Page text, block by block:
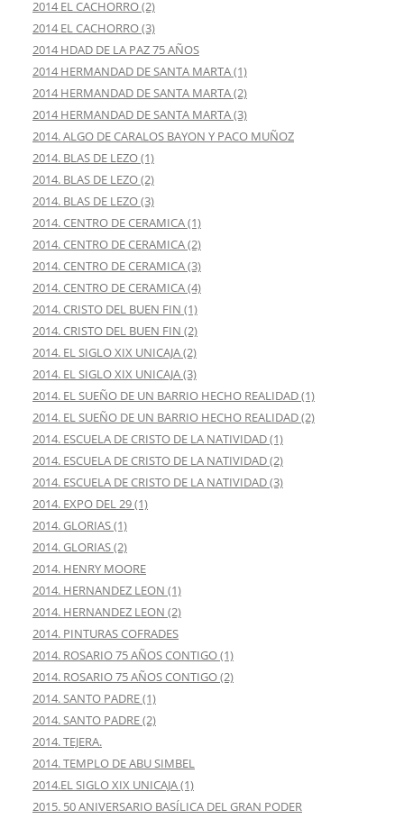
2014 EL CACHORRO (2)
2014 EL CACHORRO (3)
2014 HDAD DE LA PAZ 75 AÑOS
2014 HERMANDAD DE SANTA MARTA (1)
2014 HERMANDAD DE SANTA MARTA (2)
2014 HERMANDAD DE SANTA MARTA (3)
2014. ALGO DE CARALOS BAYON Y PACO MUÑOZ
2014. BLAS DE LEZO (1)
2014. BLAS DE LEZO (2)
2014. BLAS DE LEZO (3)
2014. CENTRO DE CERAMICA (1)
2014. CENTRO DE CERAMICA (2)
2014. CENTRO DE CERAMICA (3)
2014. CENTRO DE CERAMICA (4)
2014. CRISTO DEL BUEN FIN (1)
2014. CRISTO DEL BUEN FIN (2)
2014. EL SIGLO XIX UNICAJA (2)
2014. EL SIGLO XIX UNICAJA (3)
2014. EL SUEÑO DE UN BARRIO HECHO REALIDAD (1)
2014. EL SUEÑO DE UN BARRIO HECHO REALIDAD (2)
2014. ESCUELA DE CRISTO DE LA NATIVIDAD (1)
2014. ESCUELA DE CRISTO DE LA NATIVIDAD (2)
2014. ESCUELA DE CRISTO DE LA NATIVIDAD (3)
2014. EXPO DEL 29 (1)
2014. GLORIAS (1)
2014. GLORIAS (2)
2014. HENRY MOORE
2014. HERNANDEZ LEON (1)
2014. HERNANDEZ LEON (2)
2014. PINTURAS COFRADES
2014. ROSARIO 75 AÑOS CONTIGO (1)
2014. ROSARIO 75 AÑOS CONTIGO (2)
2014. SANTO PADRE (1)
2014. SANTO PADRE (2)
2014. TEJERA.
2014. TEMPLO DE ABU SIMBEL
2014.EL SIGLO XIX UNICAJA (1)
2015. 50 ANIVERSARIO BASÍLICA DEL GRAN PODER